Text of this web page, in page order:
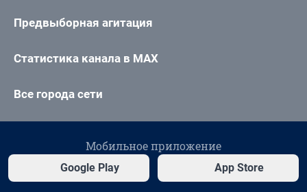
Предвыборная агитация
Статистика канала в MAX
Все города сети
Мобильное приложение
Google Play App Store